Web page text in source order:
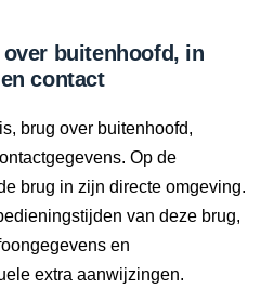
buitenhoofd, in
contact
brug over buitenhoofd,
Op de
brug in zijn directe omgeving.
van deze brug,
en
extra aanwijzingen.